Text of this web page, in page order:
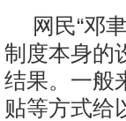
网民“邓
制度本身的
结果。一般
贴等方式给